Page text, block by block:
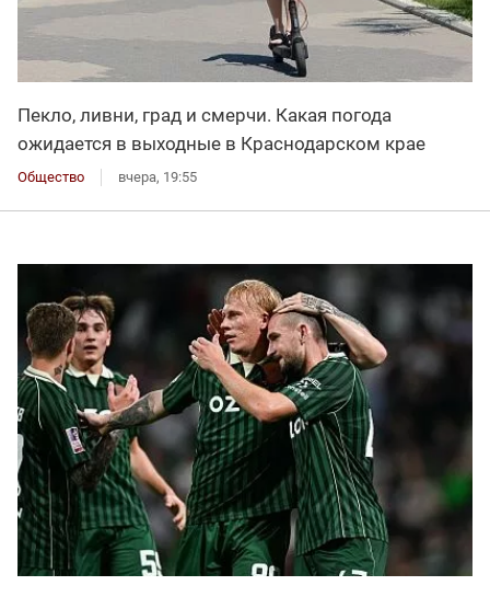
Пекло, ливни, град и смерчи. Какая погода
ожидается в выходные в Краснодарском крае
Общество вчера, 19:55